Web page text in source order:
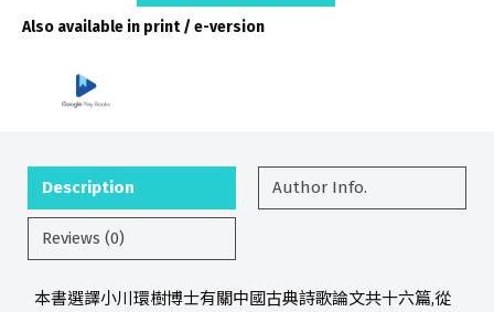
Also available in print / e-version
Description Author Info.
Reviews (0)
本書選譯小川環樹博士有關中國古典詩歌論文共十六篇,從